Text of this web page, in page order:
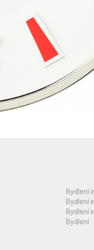
Bydlení
Bydlení
Bydlení
Bydlení